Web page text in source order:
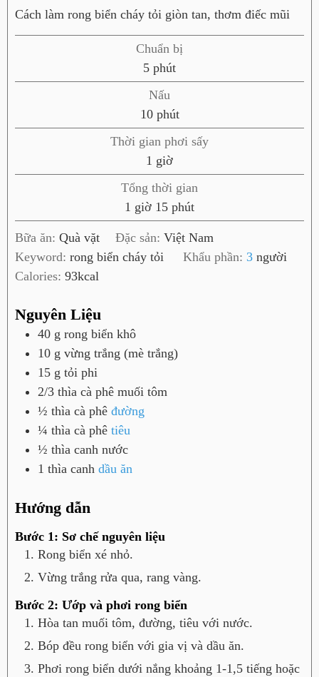
Cách làm rong biển cháy tỏi giòn tan, thơm điếc mũi
Chuẩn bị
5p
h
t
phút
Nấu
10p
h
t
phút
Thời gian phơi sấy
1 g
i
giờ
Tổng thời gian
1 g
i
ờ
giờ 15p
h
ú
phút
Bữa ăn: Quà vặt Đặc sản:Việt Nam
Keyword: rong biển cháy tỏi Khẩu phần:3 người
Calories: 93kcal
Nguyên Liệu
40 g rong biển khô
10 g vừng trắng (mè trắng)
15 g tỏi phi
2/3 thìa cà phê muối tôm
½ thìa cà phê đường
¼ thìa cà phê tiêu
½ thìa canh nước
1 thìa canh dầu ăn
Hướng dẫn
Bước 1: Sơ chế nguyên liệu
Rong biển xé nhỏ.
Vừng trắng rửa qua, rang vàng.
Bước 2: Ướp và phơi rong biển
Hòa tan muối tôm, đường, tiêu với nước.
Bóp đều rong biển với gia vị và dầu ăn.
Phơi rong biển dưới nắng khoảng 1-1,5 tiếng hoặc